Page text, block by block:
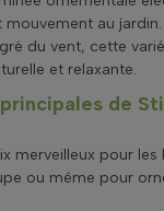
au
du vent, cette
et relaxante.
de
merveilleux pour les
ou même pour